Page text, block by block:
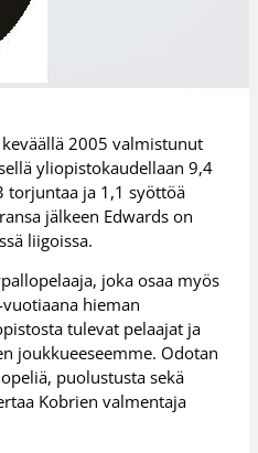
2005 valmistunut
yliopistokaudellaan 9,4
torjuntaa ja 1,1 syöttöä
jälkeen Edwards on
liigoissa.
joka osaa myös
hieman
tulevat pelaajat ja
joukkueeseemme. Odotan
puolustusta sekä
Kobrien valmentaja